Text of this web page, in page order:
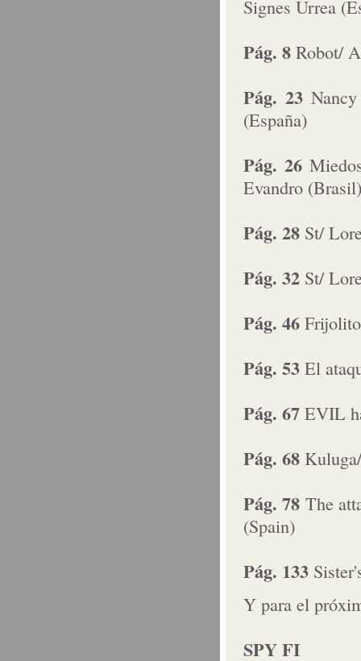
Signes Urrea
Pág. 8Robot/
Pág. 23
(España)
Pág. 26
Evandro
Pág. 28 St/
Pág. 32 St/
Pág. 46
Pág. 53El
Pág. 67EVIL
Pág. 68
Pág. 78 The
(Spain)
Pág. 133
Y para el
SPY FI